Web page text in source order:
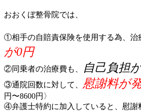
おおくぼ整骨院では、
①相手の自賠責保険を使用する為、治
が0円
②同乗者の治療費も、 自己負担
③通院回数に対して、 慰謝料が
円〜8600円〉
④弁護士特約に加入していると、慰謝